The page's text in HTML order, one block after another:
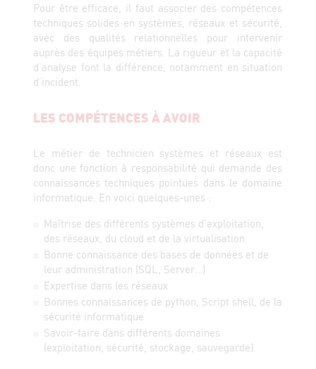
Pour être efficace, il faut associer des compétences
techniques solides en systèmes, réseaux et sécurité,
avec des qualités relationnelles pour intervenir
auprès des équipes métiers. La rigueur et la capacité
d’analyse font la différence, notamment en situation
d’incident.
LES COMPÉTENCES À AVOIR
Le métier de technicien systèmes et réseaux est
donc une fonction à responsabilité qui demande des
connaissances techniques pointues dans le domaine
informatique. En voici quelques-unes :
Maîtrise des différents systèmes d’exploitation,
des réseaux, du cloud et de la virtualisation
Bonne connaissance des bases de données et de
leur administration (SQL, Server…)
Expertise dans les réseaux
Bonnes connaissances de python, Script shell, de la
sécurité informatique
Savoir-faire dans différents domaines
(exploitation, sécurité, stockage, sauvegarde)